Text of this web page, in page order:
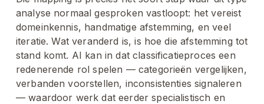
analyse normaal gesproken vastloopt: het vereist
domeinkennis, handmatige afstemming, en veel
iteratie. Wat veranderd is, is hoe die afstemming tot
stand komt. AI kan in dat classificatieproces een
redenerende rol spelen — categorieën vergelijken,
verbanden voorstellen, inconsistenties signaleren
— waardoor werk dat eerder specialistisch en